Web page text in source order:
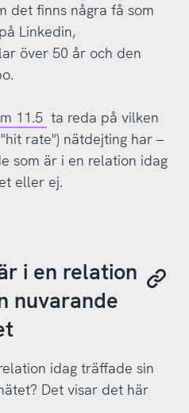
det finns några få som
Linkedin,
över 50 år och den
11.5 ta reda på vilken
rate") nätdejting har –
som är i en relation idag
eller ej.
i en relation
nuvarande
idag träffade sin
Det visar det här